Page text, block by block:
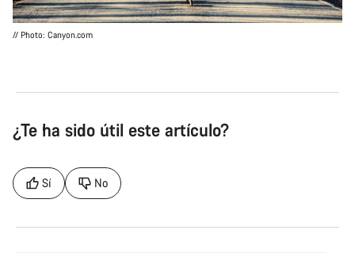
// Photo: Canyon.com
¿Te ha sido útil este artículo?
Sí No